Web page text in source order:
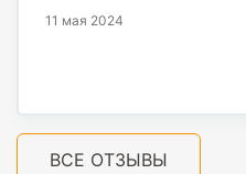
11 мая 2024
ВСЕ ОТЗЫВЫ